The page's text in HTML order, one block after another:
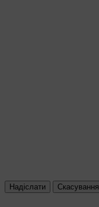
Надіслати Скасування